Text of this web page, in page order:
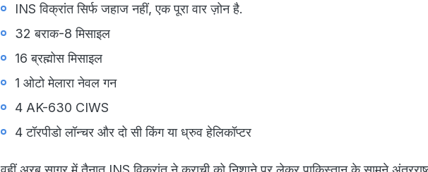
INS विक्रांत सिर्फ जहाज नहीं, एक पूरा वार ज़ोन है.
32 बराक-8 मिसाइल
16 ब्रह्मोस मिसाइल
1 ओटो मेलारा नेवल गन
4 AK-630 CIWS
4 टॉरपीडो लॉन्चर और दो सी किंग या ध्रुव हेलिकॉप्टर